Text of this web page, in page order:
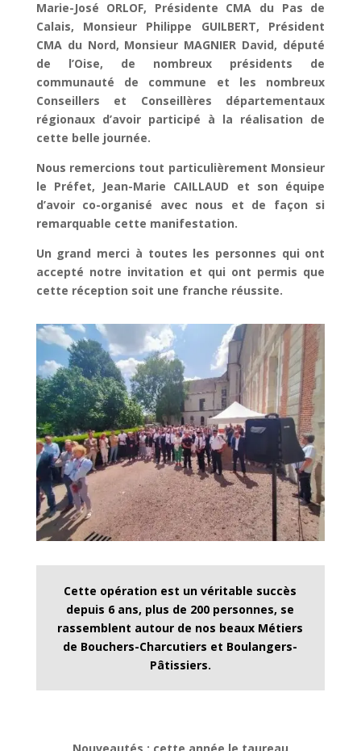
Marie-José ORLOF, Présidente CMA du Pas de
Calais, Monsieur Philippe GUILBERT, Président
CMA du Nord, Monsieur MAGNIER David, député
de l’Oise, de nombreux présidents de
communauté de commune et les nombreux
Conseillers et Conseillères départementaux
régionaux d’avoir participé à la réalisation de
cette belle journée.
Nous remercions tout particulièrement Monsieur
le Préfet, Jean-Marie CAILLAUD et son équipe
d’avoir co-organisé avec nous et de façon si
remarquable cette manifestation.
Un grand merci à toutes les personnes qui ont
accepté notre invitation et qui ont permis que
cette réception soit une franche réussite.
Cette opération est un véritable succès
depuis 6 ans, plus de 200 personnes, se
rassemblent autour de nos beaux Métiers
de Bouchers-Charcutiers et Boulangers-
Pâtissiers.
Nouveautés : cette année le taureau